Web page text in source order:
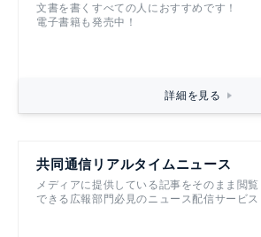
文書を書くすべての人におすすめです！
電子書籍も発売中！
詳細を見る
共同通信リアルタイムニュース
メディアに提供している記事をそのまま閲覧
できる広報部門必見のニュース配信サービス